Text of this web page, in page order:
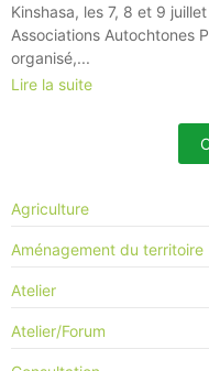
Kinshasa, les 7, 8 et 9
Associations Autochtones
organisé,...
Lire la suite
Agriculture
Aménagement du territoire
Atelier
Atelier/Forum